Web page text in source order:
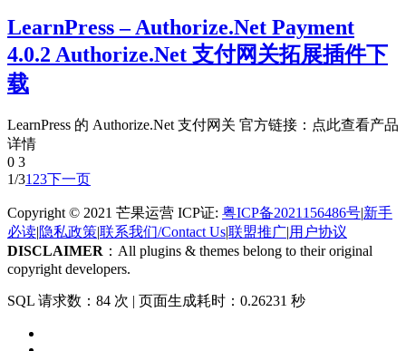
LearnPress – Authorize.Net Payment
4.0.2 Authorize.Net 支付网关拓展插件下
载
LearnPress 的 Authorize.Net 支付网关 官方链接：点此查看产品
详情
0 3
1/31 23下一页
Copyright © 2021 芒果运营 ICP证: 粤ICP备2021156486号|新手
必读|隐私政策|联系我们/Contact Us|联盟推广|用户协议
DISCLAIMER ：All plugins & themes belong to their original
copyright developers.
SQL 请求数：84 次 | 页面生成耗时：0.26231 秒